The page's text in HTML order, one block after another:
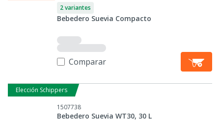
2 variantes
Bebedero Suevia Compacto
Comparar
Elección Schippers
1507738
Bebedero Suevia WT30, 30 L